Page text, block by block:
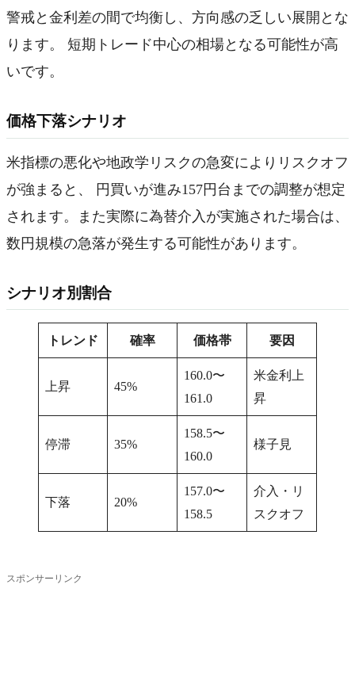
警戒と金利差の間で均衡し、方向感の乏しい展開とな
ります。 短期トレード中心の相場となる可能性が高
いです。
価格下落シナリオ
米指標の悪化や地政学リスクの急変によりリスクオフ
が強まると、 円買いが進み157円台までの調整が想定
されます。また実際に為替介入が実施された場合は、
数円規模の急落が発生する可能性があります。
シナリオ別割合
トレンド 確率 価格帯 要因
上昇 45%
160.0〜
161.0
米金利上
昇
停滞 35%
158.5〜
160.0
様子見
下落 20%
157.0〜
158.5
介入・リ
スクオフ
スポンサーリンク